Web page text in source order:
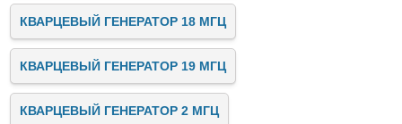
КВАРЦЕВЫЙ ГЕНЕРАТОР 18 МГЦ
КВАРЦЕВЫЙ ГЕНЕРАТОР 19 МГЦ
КВАРЦЕВЫЙ ГЕНЕРАТОР 2 МГЦ